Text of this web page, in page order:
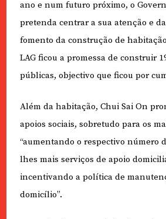
ano e num futuro próximo, o
pretenda centrar a sua atenção e
fomento da construção de
LAG ficou a promessa de construir
públicas, objectivo que ficou por
Além da habitação, Chui Sai On
apoios sociais, sobretudo para os
“aumentando o respectivo número
lhes mais serviços de apoio
incentivando a política de
domicílio”.